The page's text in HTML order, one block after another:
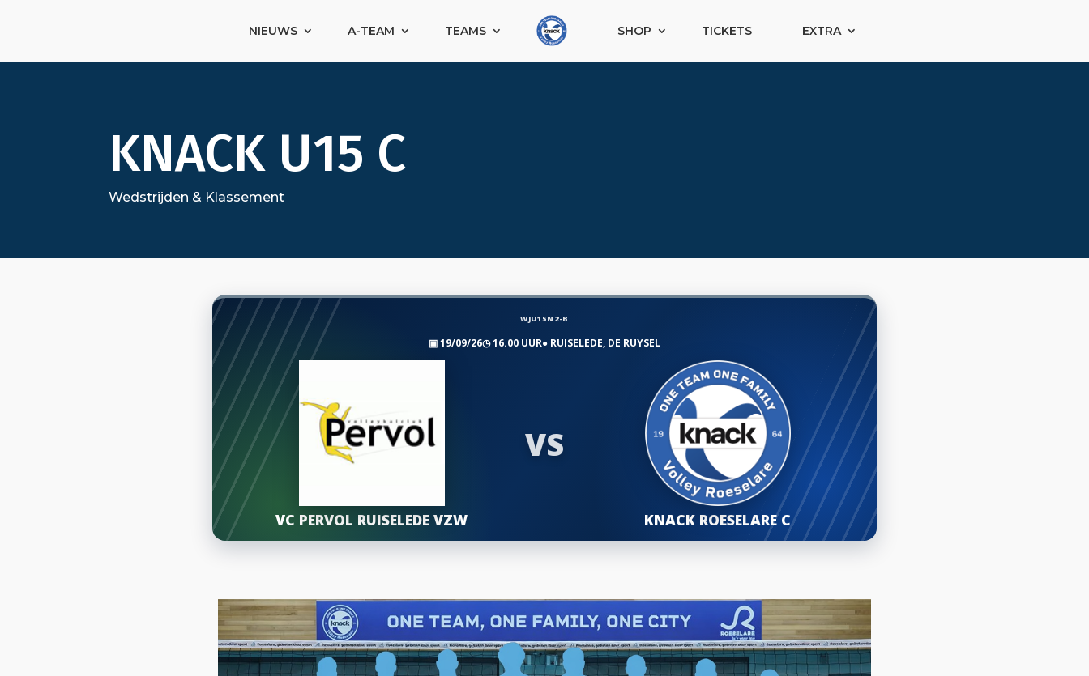
NIEUWS A-TEAM TEAMS SHOP TICKETS EXTRA
KNACK U15 C
Wedstrijden & Klassement
WJU15N2-B
▣19/09/26◷16.00 UUR● RUISELEDE, DE RUYSEL
VC PERVOL RUISELEDE VZW
VS
KNACK ROESELARE C